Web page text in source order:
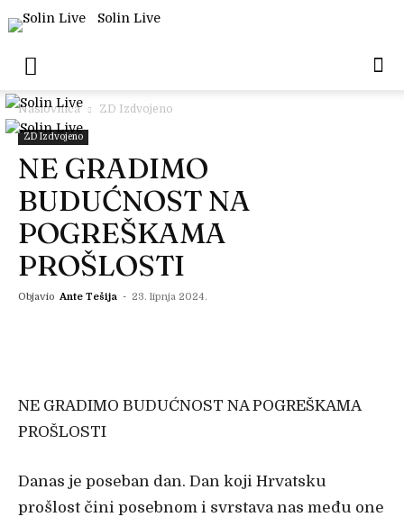
Solin Live
Naslovnica ZD Izdvojeno
ZD Izdvojeno
NE GRADIMO
BUDUĆNOST NA
POGREŠKAMA
PROŠLOSTI
Objavio Ante Tešija - 23. lipnja 2024.
NE GRADIMO BUDUĆNOST NA POGREŠKAMA
PROŠLOSTI
Danas je poseban dan. Dan koji Hrvatsku
prošlost čini posebnom i svrstava nas među one